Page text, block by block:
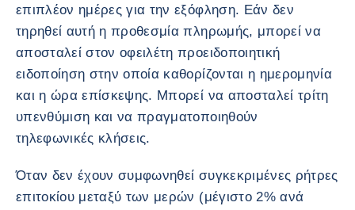
επιπλέον ημέρες για την εξόφληση. Εάν δεν
τηρηθεί αυτή η προθεσμία πληρωμής, μπορεί να
αποσταλεί στον οφειλέτη προειδοποιητική
ειδοποίηση στην οποία καθορίζονται η ημερομηνία
και η ώρα επίσκεψης. Μπορεί να αποσταλεί τρίτη
υπενθύμιση και να πραγματοποιηθούν
τηλεφωνικές κλήσεις.
Όταν δεν έχουν συμφωνηθεί συγκεκριμένες ρήτρες
επιτοκίου μεταξύ των μερών (μέγιστο 2% ανά